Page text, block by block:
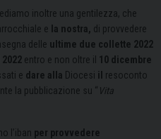
inoltre una gentilezza, che
e la nostra, di provvedere
delle ultime due collette 2022
2022 entro e non oltre il 10 dicembre
e dare alla Diocesi il resoconto
la pubblicazione su “ Vita
l’iban per provvedere